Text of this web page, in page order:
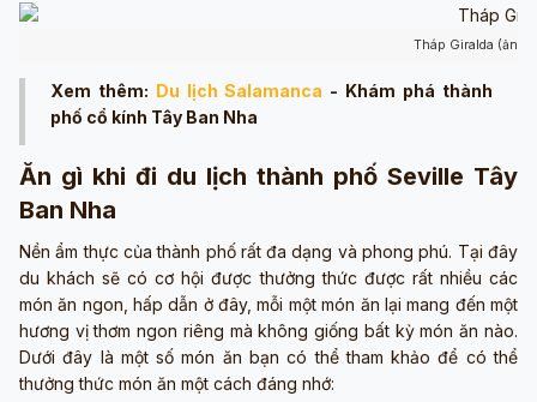
Tháp Giralda (ảnh
Xem thêm: Du lịch Salamanca - Khám phá thành
phố cổ kính Tây Ban Nha
Ăn gì khi đi du lịch thành phố Seville Tây
Ban Nha
Nền ẩm thực của thành phố rất đa dạng và phong phú. Tại đây
du khách sẽ có cơ hội được thưởng thức được rất nhiều các
món ăn ngon, hấp dẫn ở đây, mỗi một món ăn lại mang đến một
hương vị thơm ngon riêng mà không giống bất kỳ món ăn nào.
Dưới đây là một số món ăn bạn có thể tham khảo để có thể
thưởng thức món ăn một cách đáng nhớ: